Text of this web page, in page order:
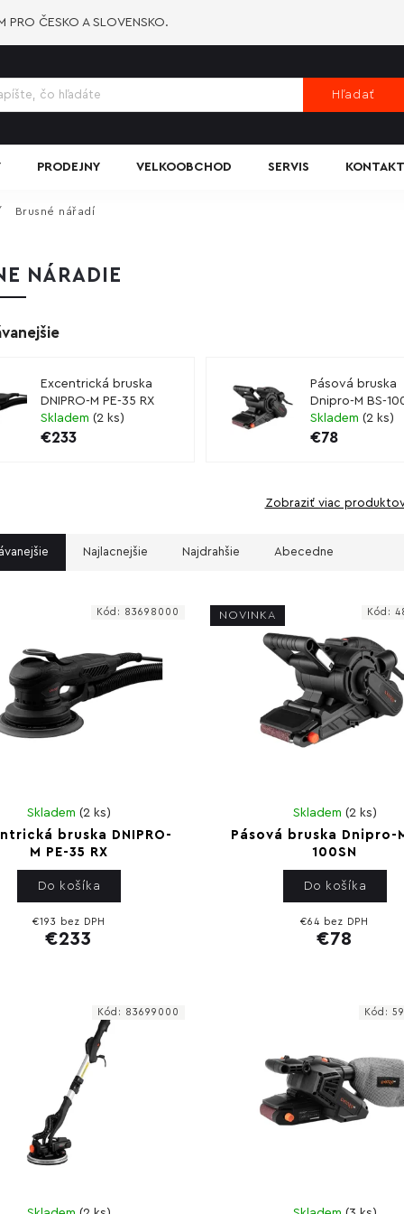
PRO ČESKO A SLOVENSKO.
Hľadať
PRODEJNY VELKOOBCHOD SERVIS
Brusné nářadí
NÁRADIE
Excentrická bruska
DNIPRO-M PE-35 RX
Skladem (2 ks)
€233
Pásová bruska
Dnipro-M BS-
Skladem (2 ks)
€78
Zobraziť viac
Najlacnejšie Najdrahšie Abecedne
bruska DNIPRO-
M PE-35 RX
Skladem (2 ks)
€193 bez DPH
€233
Do košíka
Kód: 83698000 NOVINKA
Pásová bruska Dnipro-
100SN
Skladem (2 ks)
€64 bez DPH
€78
Do košíka
Kód:
Kód: 83699000 Kód: